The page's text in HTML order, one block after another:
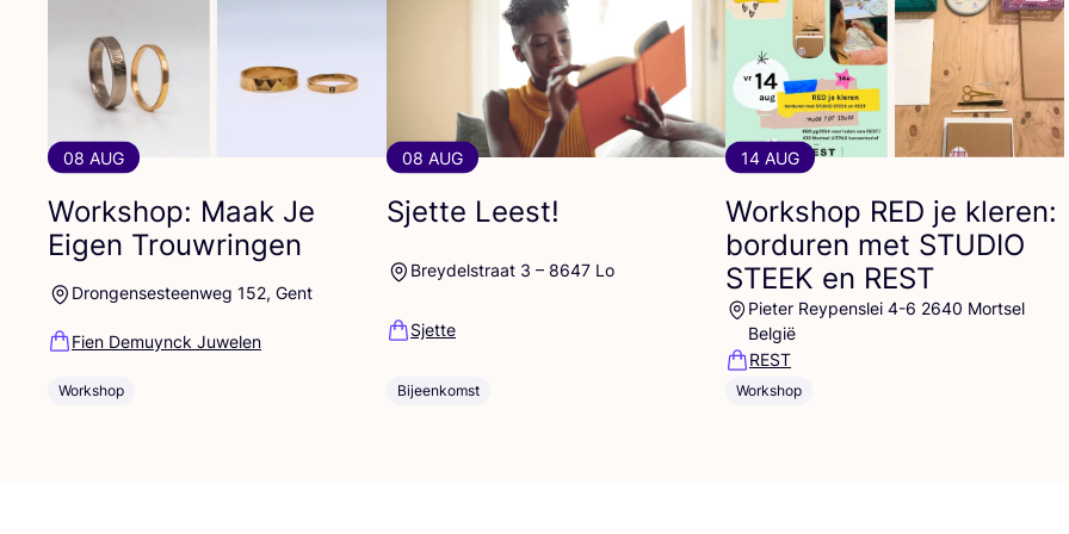
08 AUG
Workshop: Maak Je
Eigen Trouwringen
Drongensesteenweg 152, Gent
Fien Demuynck Juwelen
Workshop
08 AUG
Sjette Leest!
Breydelstraat 3 – 8647 Lo
Sjette
Bijeenkomst
14 AUG
Workshop RED je kleren:
borduren met STUDIO
STEEK en REST
Pieter Reypenslei 4-6 2640 Mortsel
België
REST
Workshop